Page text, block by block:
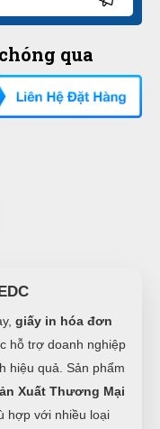
qua
giấy in hóa đơn
hỗ trợ doanh nghiệp
hiệu quả. Sản phẩm
Xuất Thương Mại
hợp với nhiều loại